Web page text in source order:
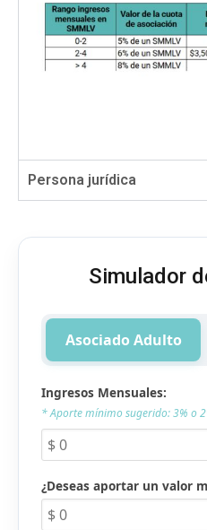
Persona jurídica
Simulador
Asociado Adulto
Ingresos Mensuales:
* Aporte mínimo sugerido: 3% o
¿Deseas aportar un valor